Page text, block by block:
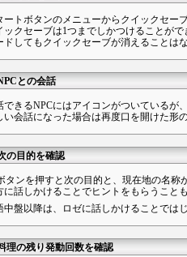
ートボタンのメニューからクイックセー
ックセーブは1つまでしかつけることが
ドしてもクイックセーブが消えることは
との会話
できるNPCにはアイコンがついているが
い会話になった場合は再度口を開けた形
の目的を確認
タンを押すと次の目的と、現在地の名称
に話しかけることでヒントをもらうこと
中盤以降は、ロゼに話しかけることでは
理の残り発動回数を確認